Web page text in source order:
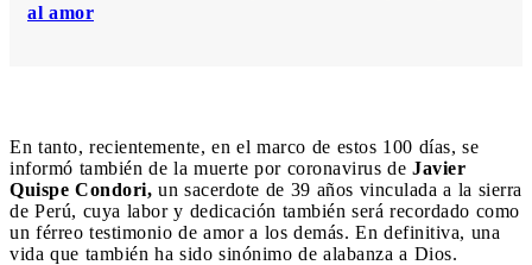
al amor
En tanto, recientemente, en el marco de estos 100 días, se
informó también de la muerte por coronavirus de Javier
Quispe Condori, un sacerdote de 39 años vinculada a la sierra
de Perú, cuya labor y dedicación también será recordado como
un férreo testimonio de amor a los demás. En definitiva, una
vida que también ha sido sinónimo de alabanza a Dios.